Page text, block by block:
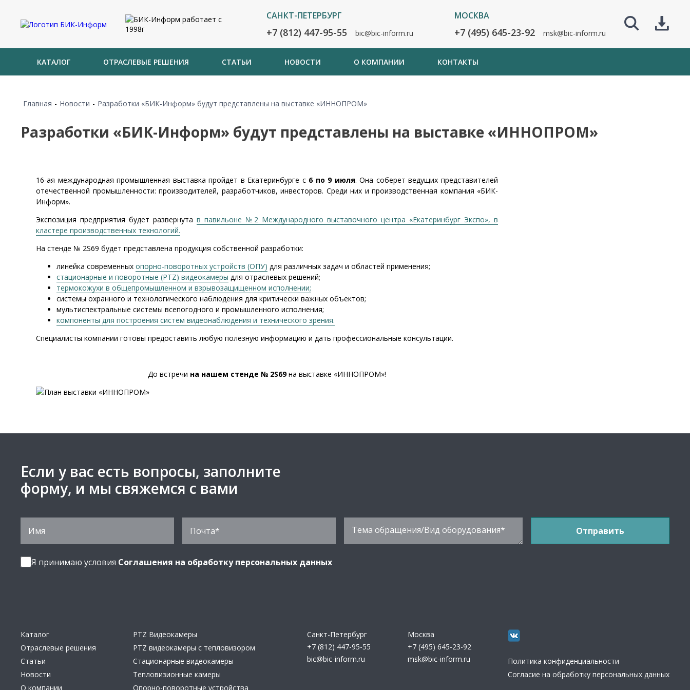
САНКТ-ПЕТЕРБУРГ
+7 (812) 447-95-55 bic@bic-inform.ru
МОСКВА
+7 (495) 645-23-92 msk@bic-inform.ru
КАТАЛОГ ОТРАСЛЕВЫЕ РЕШЕНИЯ СТАТЬИ НОВОСТИ О КОМПАНИИ КОНТАКТЫ
Главная - Новости - Разработки «БИК-Информ» будут представлены на выставке «ИННОПРОМ»
Разработки «БИК-Информ» будут представлены на выставке «ИННОПРОМ»
16-ая международная промышленная выставка пройдет в Екатеринбурге с 6 по 9 июля. Она соберет ведущих представителей
отечественной промышленности: производителей, разработчиков, инвесторов. Среди них и производственная компания «БИК-
Информ».
Экспозиция предприятия будет развернута в павильоне №2 Международного выставочного центра «Екатеринбург Экспо», в
кластере производственных технологий.
На стенде № 2S69 будет представлена продукция собственной разработки:
линейка современных опорно-поворотных устройств (ОПУ) для различных задач и областей применения;
стационарные и поворотные (PTZ) видеокамеры для отраслевых решений;
термокожухи в общепромышленном и взрывозащищенном исполнении;
системы охранного и технологического наблюдения для критически важных объектов;
мультиспектральные системы всепогодного и промышленного исполнения;
компоненты для построения систем видеонаблюдения и технического зрения.
Специалисты компании готовы предоставить любую полезную информацию и дать профессиональные консультации.
До встречи на нашем стенде № 2S69на выставке «ИННОПРОМ»!
Если у вас есть вопросы, заполните
форму, и мы свяжемся с вами
Я принимаю условия Соглашения на обработку персональных данных
Каталог
Отраслевые решения
Статьи
Новости
О компании
PTZ Видеокамеры
PTZ видеокамеры с тепловизором
Стационарные видеокамеры
Тепловизионные камеры
Опорно-поворотные устройства
Санкт-Петербург
+7 (812) 447-95-55
bic@bic-inform.ru
Москва
+7 (495) 645-23-92
msk@bic-inform.ru
Политика конфиденциальности
Согласие на обработку персональных данных